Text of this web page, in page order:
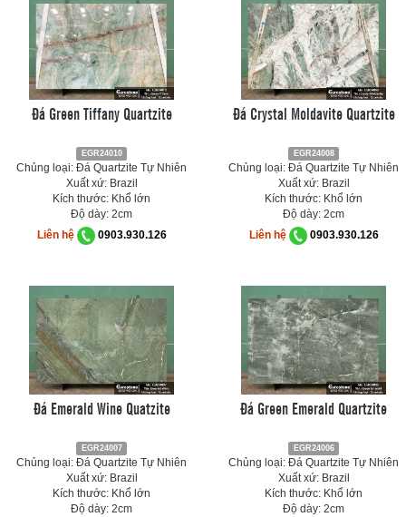
Đá Green Tiffany Quartzite
EGR24010
Chủng loại: Đá Quartzite Tự Nhiên
Xuất xứ: Brazil
Kích thước: Khổ lớn
Độ dày: 2cm
Liên hệ
0903.930.126
Đá Crystal Moldavite Quartzite
EGR24008
Chủng loại: Đá Quartzite Tự Nhiên
Xuất xứ: Brazil
Kích thước: Khổ lớn
Độ dày: 2cm
Liên hệ
0903.930.126
Đá Emerald Wine Quatzite
EGR24007
Chủng loại: Đá Quartzite Tự Nhiên
Xuất xứ: Brazil
Kích thước: Khổ lớn
Độ dày: 2cm
Đá Green Emerald Quartzite
EGR24006
Chủng loại: Đá Quartzite Tự Nhiên
Xuất xứ: Brazil
Kích thước: Khổ lớn
Độ dày: 2cm